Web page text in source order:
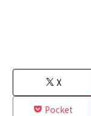
X
Pocket